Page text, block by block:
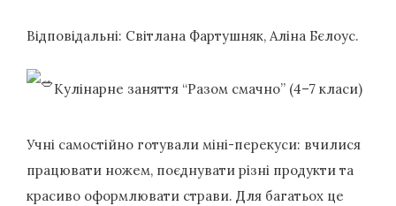
Відповідальні: Світлана Фартушняк, Аліна Бєлоус.
Кулінарне заняття “Разом смачно” (4–7 класи)
Учні самостійно готували міні-перекуси: вчилися
працювати ножем, поєднувати різні продукти та
красиво оформлювати страви. Для багатьох це